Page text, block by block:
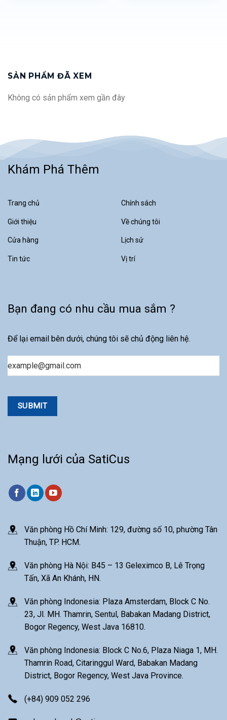
phẩm.
SẢN PHẨM ĐÃ XEM
Không có sản phẩm xem gần đây
Khám Phá Thêm
Trang chủ
Giới thiệu
Cửa hàng
Tin tức
Chính sách
Về chúng tôi
Lịch sử
Vị trí
Bạn đang có nhu cầu mua sắm ?
Để lại email bên dưới, chúng tôi sẽ chủ động liên hệ.
Mạng lưới của SatiCus
Văn phòng Hồ Chí Minh: 129, đường số 10, phường Tân
Thuận, TP. HCM.
Văn phòng Hà Nội: B45 – 13 Geleximco B, Lê Trọng
Tấn, Xã An Khánh, HN.
Văn phòng Indonesia: Plaza Amsterdam, Block C No.
23, Jl. MH. Thamrin, Sentul, Babakan Madang District,
Bogor Regency, West Java 16810.
Văn phòng Indonesia: Block C No.6, Plaza Niaga 1, MH.
Thamrin Road, Citaringgul Ward, Babakan Madang
District, Bogor Regency, West Java Province.
(+84) 909 052 296